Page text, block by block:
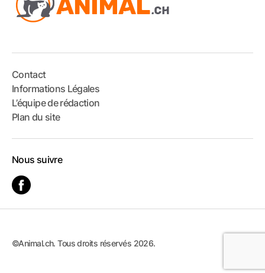
Contact
Informations Légales
L’équipe de rédaction
Plan du site
Nous suivre
©Animal.ch. Tous droits réservés 2026.